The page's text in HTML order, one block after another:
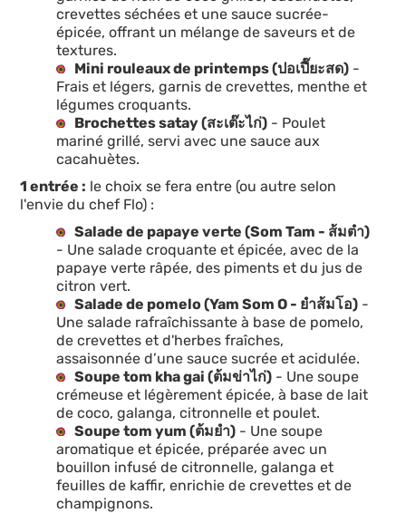
crevettes séchées et une sauce sucrée-
épicée, offrant un mélange de saveurs et de
textures.
Mini rouleaux de printemps (ปอเปี๊ยะสด) -
Frais et légers, garnis de crevettes, menthe et
légumes croquants.
Brochettes satay (สะเต๊ะไก่) - Poulet
mariné grillé, servi avec une sauce aux
cacahuètes.
1 entrée : le choix se fera entre (ou autre selon
l'envie du chef Flo) :
Salade de papaye verte (Som Tam - ส้มตำ)
- Une salade croquante et épicée, avec de la
papaye verte râpée, des piments et du jus de
citron vert.
Salade de pomelo (Yam Som O - ยำส้มโอ) -
Une salade rafraîchissante à base de pomelo,
de crevettes et d'herbes fraîches,
assaisonnée d’une sauce sucrée et acidulée.
Soupe tom kha gai (ต้มข่าไก่) - Une soupe
crémeuse et légèrement épicée, à base de lait
de coco, galanga, citronnelle et poulet.
Soupe tom yum (ต้มยำ) - Une soupe
aromatique et épicée, préparée avec un
bouillon infusé de citronnelle, galanga et
feuilles de kaffir, enrichie de crevettes et de
champignons.